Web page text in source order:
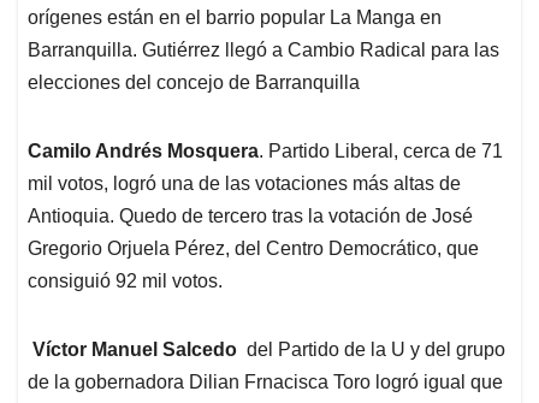
orígenes están en el barrio popular La Manga en
Barranquilla. Gutiérrez llegó a Cambio Radical para las
elecciones del concejo de Barranquilla
Camilo Andrés Mosquera. Partido Liberal, cerca de 71
mil votos, logró una de las votaciones más altas de
Antioquia. Quedo de tercero tras la votación de José
Gregorio Orjuela Pérez, del Centro Democrático, que
consiguió 92 mil votos.
Víctor Manuel Salcedo del Partido de la U y del grupo
de la gobernadora Dilian Frnacisca Toro logró igual que